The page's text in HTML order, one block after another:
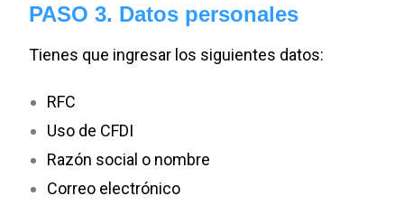
PASO 3. Datos personales
Tienes que ingresar los siguientes datos:
RFC
Uso de CFDI
Razón social o nombre
Correo electrónico